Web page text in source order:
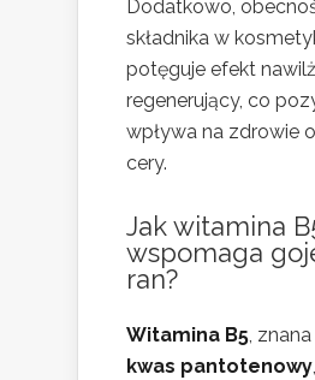
Dodatkowo,
składnika w
potęguje efekt
regenerujący, co
wpływa na zdrowie
cery.
Jak witamina
wspomaga
ran?
Witamina B5,
kwas pantotenowy